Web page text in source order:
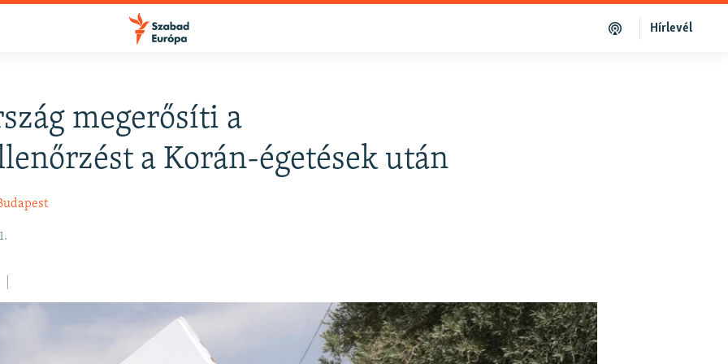
Hírlevél
megerősíti a
a Korán-égetések után
FELIRATKOZÁS